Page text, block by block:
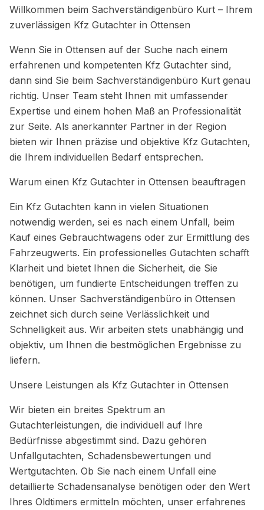
Willkommen beim Sachverständigenbüro Kurt – Ihrem
zuverlässigen Kfz Gutachter in Ottensen
Wenn Sie in Ottensen auf der Suche nach einem
erfahrenen und kompetenten Kfz Gutachter sind,
dann sind Sie beim Sachverständigenbüro Kurt genau
richtig. Unser Team steht Ihnen mit umfassender
Expertise und einem hohen Maß an Professionalität
zur Seite. Als anerkannter Partner in der Region
bieten wir Ihnen präzise und objektive Kfz Gutachten,
die Ihrem individuellen Bedarf entsprechen.
Warum einen Kfz Gutachter in Ottensen beauftragen
Ein Kfz Gutachten kann in vielen Situationen
notwendig werden, sei es nach einem Unfall, beim
Kauf eines Gebrauchtwagens oder zur Ermittlung des
Fahrzeugwerts. Ein professionelles Gutachten schafft
Klarheit und bietet Ihnen die Sicherheit, die Sie
benötigen, um fundierte Entscheidungen treffen zu
können. Unser Sachverständigenbüro in Ottensen
zeichnet sich durch seine Verlässlichkeit und
Schnelligkeit aus. Wir arbeiten stets unabhängig und
objektiv, um Ihnen die bestmöglichen Ergebnisse zu
liefern.
Unsere Leistungen als Kfz Gutachter in Ottensen
Wir bieten ein breites Spektrum an
Gutachterleistungen, die individuell auf Ihre
Bedürfnisse abgestimmt sind. Dazu gehören
Unfallgutachten, Schadensbewertungen und
Wertgutachten. Ob Sie nach einem Unfall eine
detaillierte Schadensanalyse benötigen oder den Wert
Ihres Oldtimers ermitteln möchten, unser erfahrenes